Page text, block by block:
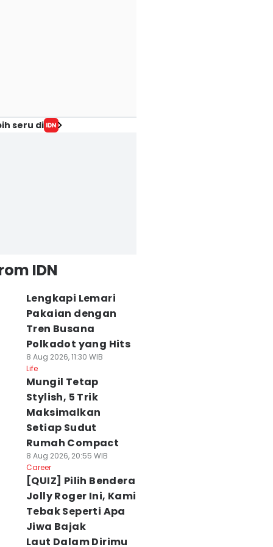
seru di
IDN
Lengkapi Lemari
Pakaian dengan
Tren Busana
Polkadot yang Hits
8 Aug 2026, 11:30 WIB
Life
Mungil Tetap
Stylish, 5 Trik
Maksimalkan
Setiap Sudut
Rumah Compact
8 Aug 2026, 20:55 WIB
Career
[QUIZ] Pilih Bendera
Jolly Roger Ini, Kami
Tebak Seperti Apa
Jiwa Bajak
Laut Dalam Dirimu